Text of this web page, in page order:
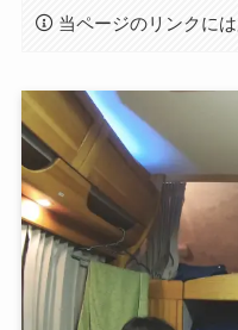
当ページのリンクに